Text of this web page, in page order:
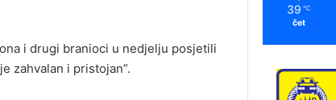
i drugi branioci u nedjelju posjetili
zahvalan i pristojan”.
39 ℃
čet